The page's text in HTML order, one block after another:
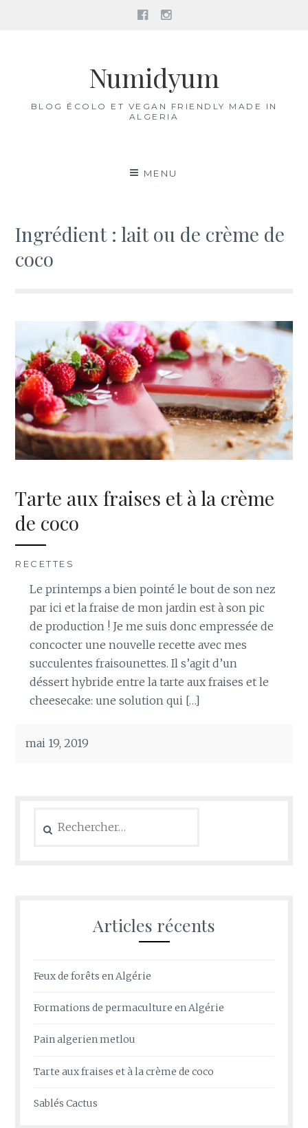
FacebookInstagram
Numidyum
BLOG ÉCOLO ET VEGAN FRIENDLY MADE IN
ALGERIA
MENU
Ingrédient : lait ou de crème de
coco
Tarte aux fraises et à la crème
de coco
RECETTES
Le printemps a bien pointé le bout de son nez
par ici et la fraise de mon jardin est à son pic
de production ! Je me suis donc empressée de
concocter une nouvelle recette avec mes
succulentes fraisounettes. Il s’agit d’un
déssert hybride entre la tarte aux fraises et le
cheesecake: une solution qui […]
mai 19, 2019
Articles récents
Feux de forêts en Algérie
Formations de permaculture en Algérie
Pain algerien metlou
Tarte aux fraises et à la crème de coco
Sablés Cactus